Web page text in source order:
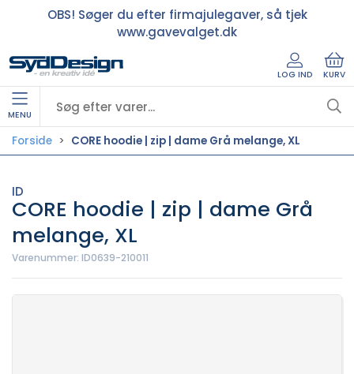
OBS! Søger du efter firmajulegaver, så tjek
www.gavevalget.dk
LOG IND KURV
MENU
Forside CORE hoodie | zip | dame Grå melange, XL
ID
CORE hoodie | zip | dame Grå
melange, XL
Varenummer: ID0639-210011